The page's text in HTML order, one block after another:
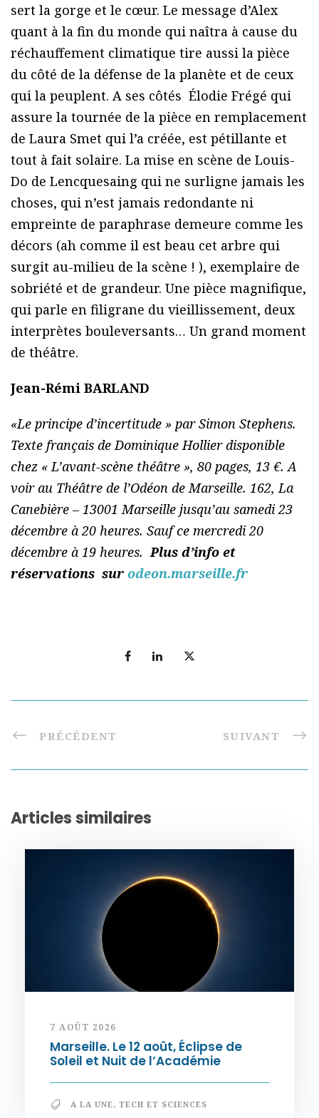
sert la gorge et le cœur. Le message d’Alex
quant à la fin du monde qui naîtra à cause du
réchauffement climatique tire aussi la pièce
du côté de la défense de la planète et de ceux
qui la peuplent. A ses côtés Élodie Frégé qui
assure la tournée de la pièce en remplacement
de Laura Smet qui l’a créée, est pétillante et
tout à fait solaire. La mise en scène de Louis-
Do de Lencquesaing qui ne surligne jamais les
choses, qui n’est jamais redondante ni
empreinte de paraphrase demeure comme les
décors (ah comme il est beau cet arbre qui
surgit au-milieu de la scène ! ), exemplaire de
sobriété et de grandeur. Une pièce magnifique,
qui parle en filigrane du vieillissement, deux
interprètes bouleversants… Un grand moment
de théâtre.
Jean-Rémi BARLAND
«Le principe d’incertitude » par Simon Stephens.
Texte français de Dominique Hollier disponible
chez « L’avant-scène théâtre », 80 pages, 13 €. A
voir au Théâtre de l’Odéon de Marseille. 162, La
Canebière – 13001 Marseille jusqu’au samedi 23
décembre à 20 heures. Sauf ce mercredi 20
décembre à 19 heures. Plus d’info et
réservations sur odeon.marseille.fr
PRÉCÉDENT SUIVANT
Articles similaires
7 AOÛT 2026
Marseille. Le 12 août, Éclipse de
Soleil et Nuit de l’Académie
A LA UNE, TECH ET SCIENCES